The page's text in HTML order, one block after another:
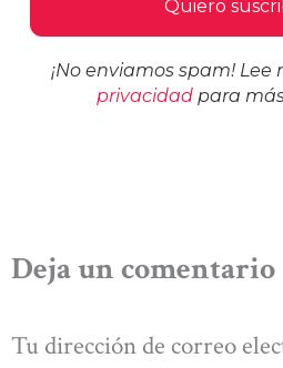
¡No enviamos spam! Lee
privacidadpara
Deja un comentario
Tu dirección de correo